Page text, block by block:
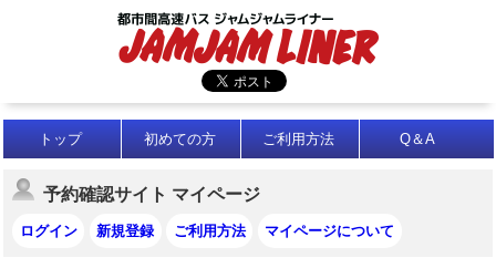
トップ 初めての方 ご利用方法 Q＆A
予約確認サイト マイページ
ログイン 新規登録 ご利用方法 マイページについて